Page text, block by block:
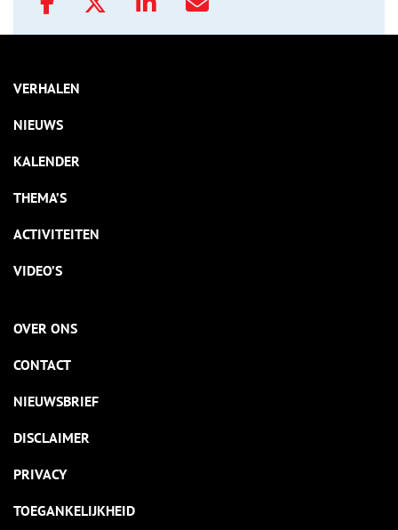
VERHALEN
NIEUWS
KALENDER
THEMA’S
ACTIVITEITEN
VIDEO’S
OVER ONS
CONTACT
NIEUWSBRIEF
DISCLAIMER
PRIVACY
TOEGANKELIJKHEID